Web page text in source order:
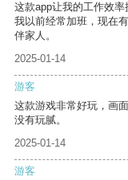
这款app让我的工作效率
我以前经常加班，现在
伴家人。
2025-01-14
游客
这款游戏非常好玩，画
没有玩腻。
2025-01-14
游客